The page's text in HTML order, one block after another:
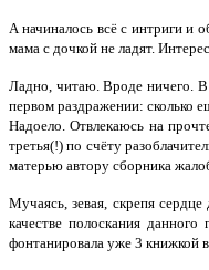
А начиналось всё с интриги и
мама с дочкой не ладят.
Ладно, читаю. Вроде ничего. В
первом раздражении: сколько
Надоело. Отвлекаюсь на
третья(!) по счёту
матерью автору сборника
Мучаясь, зевая, скрепя
качестве полоскания
фонтанировала уже 3 книжкой